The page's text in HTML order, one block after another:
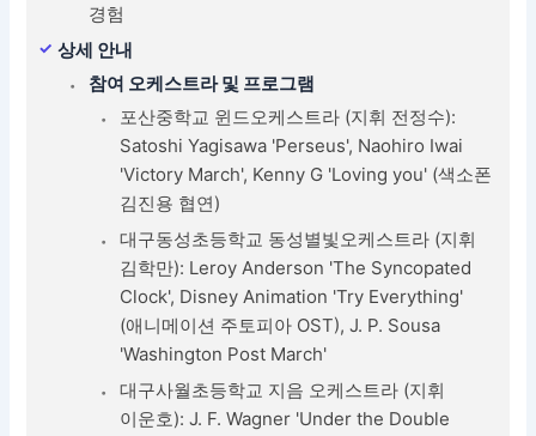
경험
상세 안내
참여 오케스트라 및 프로그램
포산중학교 윈드오케스트라 (지휘 전정수):
Satoshi Yagisawa 'Perseus', Naohiro Iwai
'Victory March', Kenny G 'Loving you' (색소폰
김진용 협연)
대구동성초등학교 동성별빛오케스트라 (지휘
김학만): Leroy Anderson 'The Syncopated
Clock', Disney Animation 'Try Everything'
(애니메이션 주토피아 OST), J. P. Sousa
'Washington Post March'
대구사월초등학교 지음 오케스트라 (지휘
이운호): J. F. Wagner 'Under the Double